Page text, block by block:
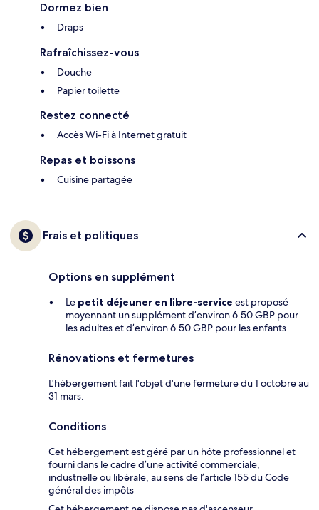
Dormez bien
Draps
Rafraîchissez-vous
Douche
Papier toilette
Restez connecté
Accès Wi-Fi à Internet gratuit
Repas et boissons
Cuisine partagée
Frais et politiques
Options en supplément
Le petit déjeuner en libre-service est proposé
moyennant un supplément d’environ 6.50 GBP pour
les adultes et d’environ 6.50 GBP pour les enfants
Rénovations et fermetures
L'hébergement fait l'objet d'une fermeture du 1 octobre au
31 mars.
Conditions
Cet hébergement est géré par un hôte professionnel et
fourni dans le cadre d’une activité commerciale,
industrielle ou libérale, au sens de l’article 155 du Code
général des impôts